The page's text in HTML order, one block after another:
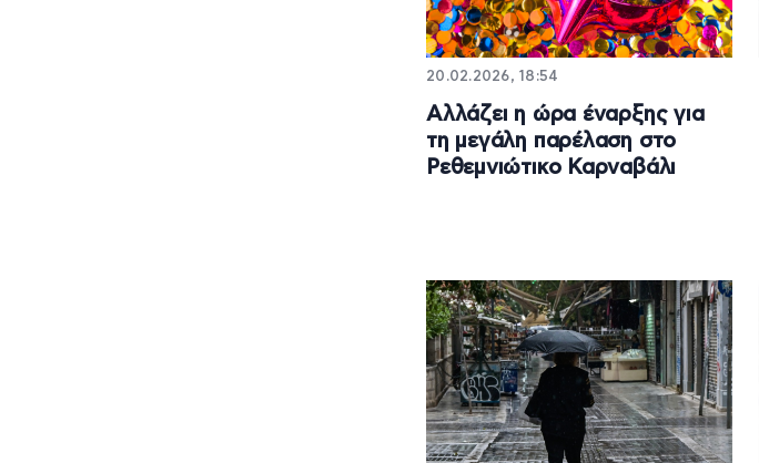
20.02.2026, 18:54
Αλλάζει η ώρα έναρξης για
τη μεγάλη παρέλαση στο
Ρεθεμνιώτικο Καρναβάλι